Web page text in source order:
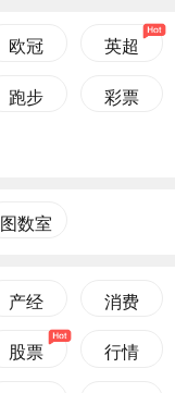
欧冠 英超
跑步 彩票
图数室
产经 消费
股票 行情